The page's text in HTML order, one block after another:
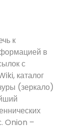
к
в
с
каталог
(зеркало)
Onion –